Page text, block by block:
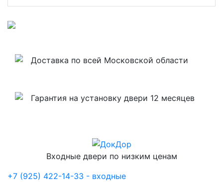
Доставка по всей Московской области
Гарантия на установку двери 12 месяцев
Входные двери по низким ценам
+7 (925) 422-14-33 - входные